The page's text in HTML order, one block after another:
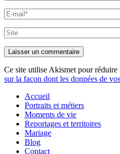
E-
mail*
Site
Ce site utilise Akismet pour réduire
sur la façon dont les données de
Accueil
Portraits et métiers
Moments de vie
Reportages et territoires
Mariage
Blog
Contact